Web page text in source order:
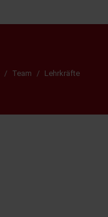
Team
Lehrkräfte